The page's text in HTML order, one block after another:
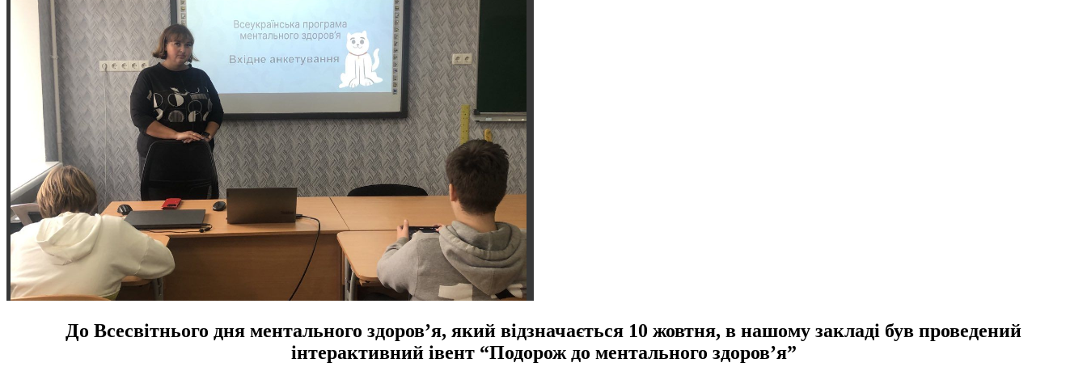
До Всесвітнього дня ментального здоров’я, який відзначається 10 жовтня, в нашому закладі був проведений
інтерактивний івент “Подорож до ментального здоров’я”